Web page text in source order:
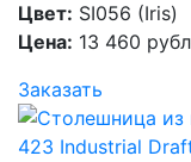
Цвет: SI056 (Iris)
Цена: 13 460
Заказать